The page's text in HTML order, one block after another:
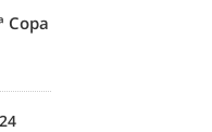
Copa